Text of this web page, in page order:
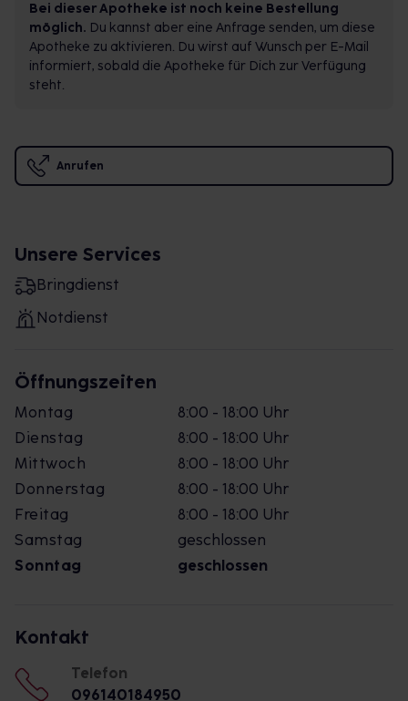
Bei dieser Apotheke ist noch keine Bestellung
möglich. Du kannst aber eine Anfrage senden, um diese
Apotheke zu aktivieren. Du wirst auf Wunsch per E-Mail
informiert, sobald die Apotheke für Dich zur Verfügung
steht.
Anrufen
Unsere Services
Bringdienst
Notdienst
Öffnungszeiten
Montag
8:00 - 18:00 Uhr
Dienstag
8:00 - 18:00 Uhr
Mittwoch
8:00 - 18:00 Uhr
Donnerstag
8:00 - 18:00 Uhr
Freitag
8:00 - 18:00 Uhr
Samstag
geschlossen
Sonntag
geschlossen
Kontakt
Telefon
096140184950